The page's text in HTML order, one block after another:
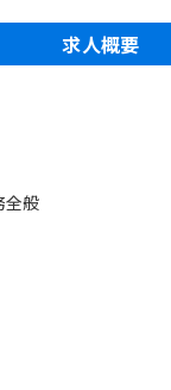
求人概要
般